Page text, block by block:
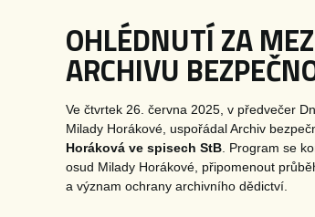
OHLÉDNUTÍ ZA
ARCHIVU
Ve čtvrtek 26. června 2025, v předvečer
Milady Horákové, uspořádal Archiv
Horáková ve spisech StB. Program se
osud Milady Horákové, připomenout
a význam ochrany archivního dědictví.